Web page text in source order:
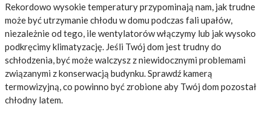
Rekordowo wysokie temperatury przypominają nam, jak trudne
może być utrzymanie chłodu w domu podczas fali upałów,
niezależnie od tego, ile wentylatorów włączymy lub jak wysoko
podkręcimy klimatyzację. Jeśli Twój dom jest trudny do
schłodzenia, być może walczysz z niewidocznymi problemami
związanymi z konserwacją budynku. Sprawdź kamerą
termowizyjną, co powinno być zrobione aby Twój dom pozostał
chłodny latem.